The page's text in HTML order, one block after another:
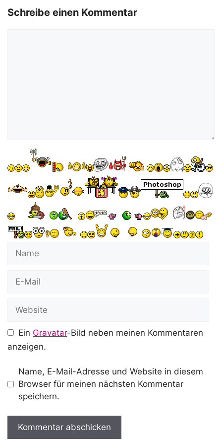
Schreibe einen Kommentar
Mail
Ein Gravatar-Bild neben meinen Kommentaren
anzeigen.
Name, E-Mail-Adresse und Website in diesem
Browser für meinen nächsten Kommentar
speichern.